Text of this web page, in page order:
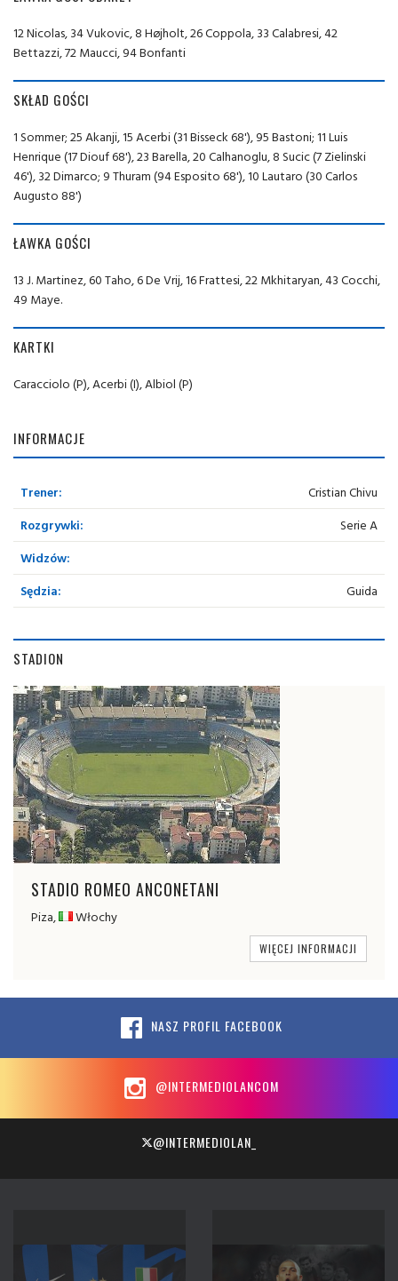
12 Nicolas, 34 Vukovic, 8 Højholt, 26 Coppola, 33 Calabresi, 42
Bettazzi, 72 Maucci, 94 Bonfanti
SKŁAD GOŚCI
1 Sommer; 25 Akanji, 15 Acerbi (31 Bisseck 68'), 95 Bastoni; 11 Luis
Henrique (17 Diouf 68'), 23 Barella, 20 Calhanoglu, 8 Sucic (7 Zielinski
46'), 32 Dimarco; 9 Thuram (94 Esposito 68'), 10 Lautaro (30 Carlos
Augusto 88')
ŁAWKA GOŚCI
13 J. Martinez, 60 Taho, 6 De Vrij, 16 Frattesi, 22 Mkhitaryan, 43 Cocchi,
49 Maye.
KARTKI
Caracciolo (P), Acerbi (I), Albiol (P)
INFORMACJE
Trener:
Cristian Chivu
Rozgrywki:
Serie A
Widzów:
Sędzia:
Guida
STADION
STADIO ROMEO ANCONETANI
Piza, Włochy
WIĘCEJ INFORMACJI
NASZ PROFIL FACEBOOK
@INTERMEDIOLANCOM
@INTERMEDIOLAN_